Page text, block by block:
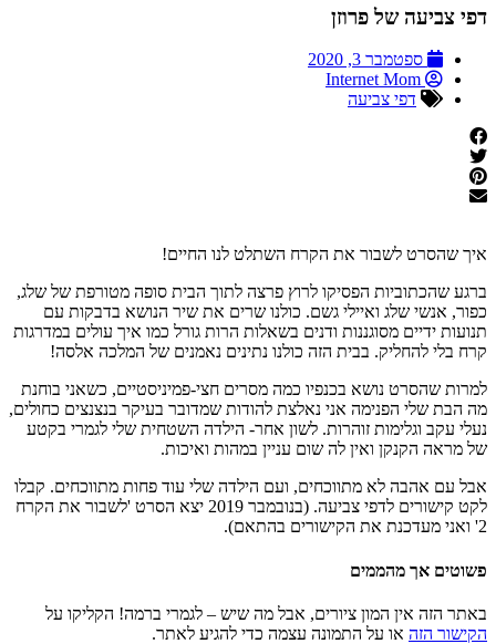
דפי צביעה של פרוזן
ספטמבר 3, 2020
Internet Mom
דפי צביעה
איך שהסרט לשבור את הקרח השתלט לנו החיים!
ברגע שהכתוביות הפסיקו לרוץ פרצה לתוך הבית סופה מטורפת של שלג,
כפור, אנשי שלג ואיילי גשם. כולנו שרים את שיר הנושא בדבקות עם
תנועות ידיים מסוגננות ודנים בשאלות הרות גורל כמו איך עולים במדרגות
קרח בלי להחליק. בבית הזה כולנו נתינים נאמנים של המלכה אלסה!
למרות שהסרט נושא בכנפיו כמה מסרים חצי-פמיניסטיים, כשאני בוחנת
מה הבת שלי הפנימה אני נאלצת להודות שמדובר בעיקר בנצנצים כחולים,
נעלי עקב וגלימות זוהרות. לשון אחר- הילדה השטחית שלי לגמרי בקטע
של מראה הקנקן ואין לה שום עניין במהות ואיכות.
אבל עם אהבה לא מתווכחים, ועם הילדה שלי עוד פחות מתווכחים. קבלו
לקט קישורים לדפי צביעה. (בנובמבר 2019 יצא הסרט 'לשבור את הקרח
2' ואני מעדכנת את הקישורים בהתאם).
פשוטים אך מהממים
באתר הזה אין המון ציורים, אבל מה שיש – לגמרי ברמה! הקליקו על
הקישור הזה או על התמונה עצמה כדי להגיע לאתר.